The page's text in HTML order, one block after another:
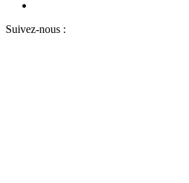
Suivez-nous :